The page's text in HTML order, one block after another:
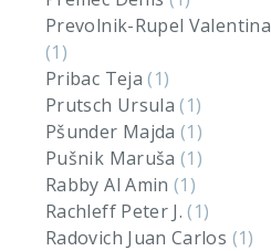
Prevolnik-Rupel Valentina
(1)
Pribac Teja(1)
Prutsch Ursula(1)
Pšunder Majda(1)
Pušnik Maruša(1)
Rabby Al Amin(1)
Rachleff Peter J.(1)
Radovich Juan Carlos (1)